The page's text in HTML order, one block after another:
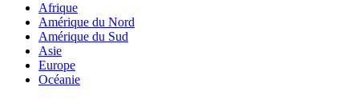
Afrique
Amérique du Nord
Amérique du Sud
Asie
Europe
Océanie